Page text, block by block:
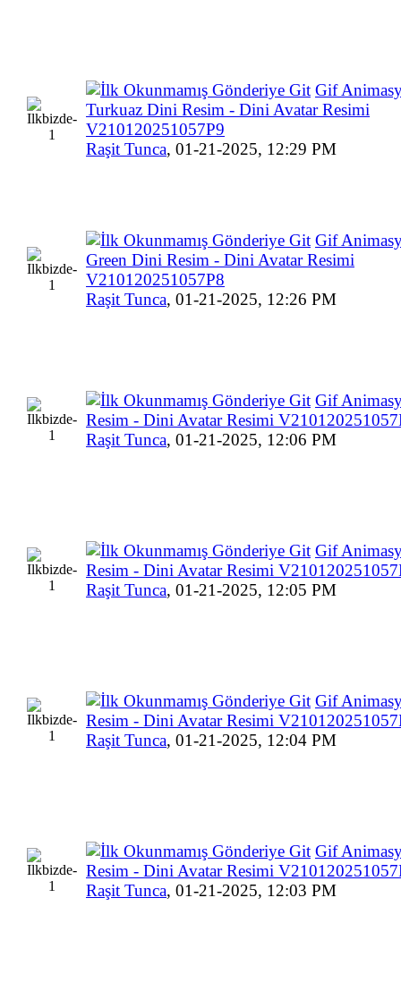
Gif
Turkuaz Dini Resim - Dini Avatar Resimi
V210120251057P9
Raşit Tunca, 01-21-2025, 12:29 PM
Gif
Green Dini Resim - Dini Avatar Resimi
V210120251057P8
Raşit Tunca, 01-21-2025, 12:26 PM
Gif
Resim - Dini Avatar Resimi
Raşit Tunca, 01-21-2025, 12:06 PM
Gif
Resim - Dini Avatar Resimi
Raşit Tunca, 01-21-2025, 12:05 PM
Gif
Resim - Dini Avatar Resimi
Raşit Tunca, 01-21-2025, 12:04 PM
Gif
Resim - Dini Avatar Resimi
Raşit Tunca, 01-21-2025, 12:03 PM